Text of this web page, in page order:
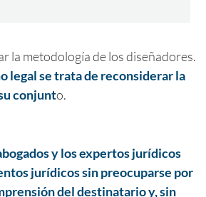
la metodología de los diseñadores.
legal se trata de reconsiderar la
conjunto.
y los expertos jurídicos
jurídicos sin preocuparse por
del destinatario y, sin